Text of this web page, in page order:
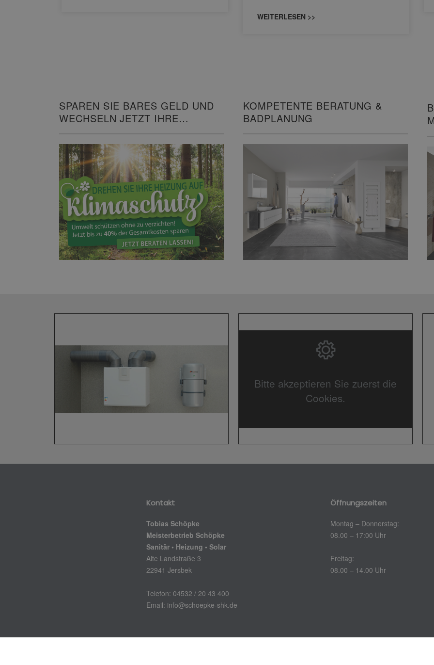
WEITERLESEN >>
SPAREN SIE BARES GELD UND
WECHSELN JETZT IHRE
KOMPETENTE BERATUNG &
BADPLANUNG
Bitte akzeptieren Sie zuerst die
Cookies.
Kontakt
Tobias Schöpke
Meisterbetrieb Schöpke
Sanitär • Heizung • Solar
Alte Landstraße 3
22941 Jersbek
Telefon: 04532 / 20 43 400
Email: info@schoepke-shk.de
Öffnungszeiten
Montag – Donnerstag:
08.00 – 17:00 Uhr
Freitag:
08.00 – 14.00 Uhr